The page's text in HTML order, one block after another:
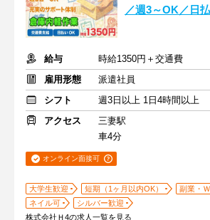
／週3～OK／日
給与
時給1350円＋交通費
雇用形態
派遣社員
シフト
週3日以上 1日4時間以上
アクセス
三妻駅
車4分
オンライン面接可
大学生歓迎 短期（1ヶ月以内OK）
副業・
ネイル可
シルバー歓迎
株式会社Ｈ4の求人一覧を見る